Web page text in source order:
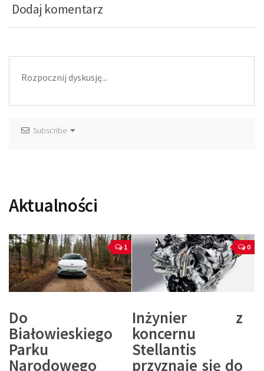
Dodaj komentarz
Subscribe
Aktualności
1
Do
Białowieskiego
Parku
Narodowego
0
Inżynier z
koncernu
Stellantis
przyznaje się do